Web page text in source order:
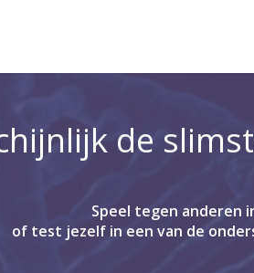
de
Speel tegen anderen
of test jezelf in een van de